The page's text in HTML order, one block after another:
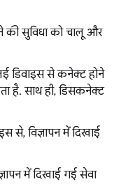
की सुविधा को चालू और
डिवाइस से कनेक्ट होने
है. साथ ही, डिसकनेक्ट
से, विज्ञापन में दिखाई
में दिखाई गई सेवा